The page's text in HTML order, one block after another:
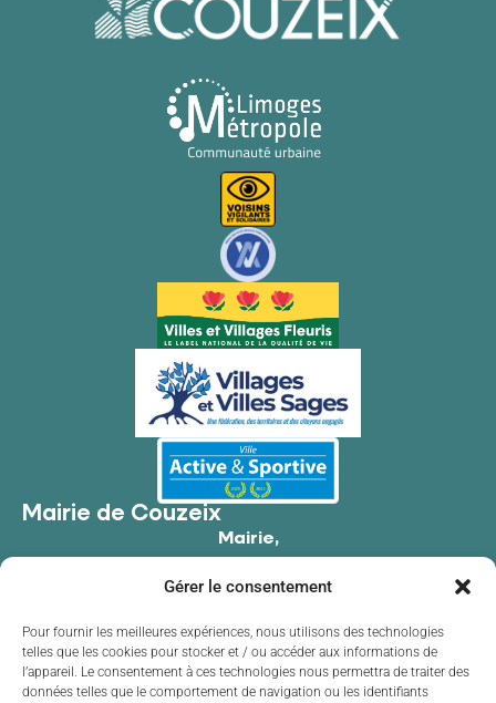
Gérer le consentement
Pour fournir les meilleures expériences, nous utilisons des technologies
telles que les cookies pour stocker et / ou accéder aux informations de
l’appareil. Le consentement à ces technologies nous permettra de traiter des
données telles que le comportement de navigation ou les identifiants
Mairie de Couzeix
Mairie,
87270 Couzeix
05 55 39 34 09
Contacter la mairie
Horaires d'ouverture